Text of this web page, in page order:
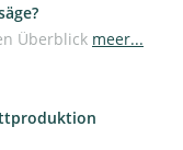
Überblick meer...